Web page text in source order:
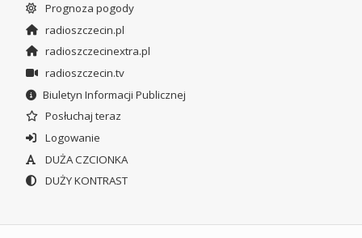
Prognoza pogody
radioszczecin.pl
radioszczecinextra.pl
radioszczecin.tv
Biuletyn Informacji Publicznej
Posłuchaj teraz
Logowanie
DUŻA CZCIONKA
DUŻY KONTRAST